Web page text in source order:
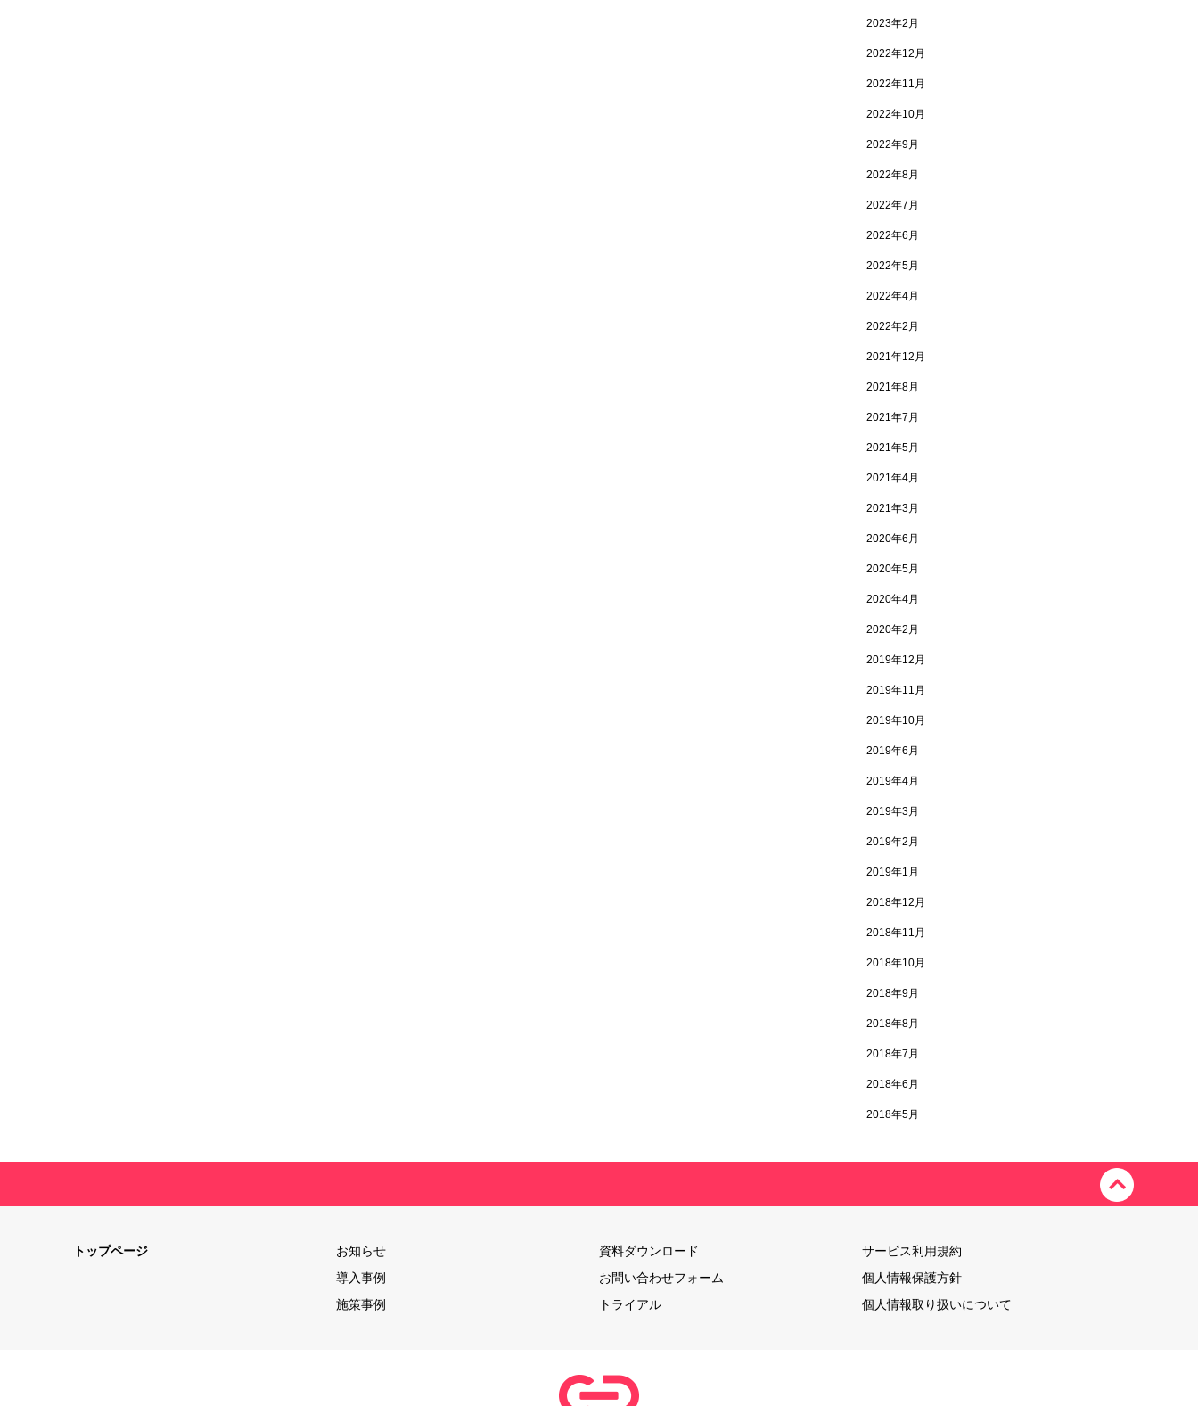
2023年2月
2022年12月
2022年11月
2022年10月
2022年9月
2022年8月
2022年7月
2022年6月
2022年5月
2022年4月
2022年2月
2021年12月
2021年8月
2021年7月
2021年5月
2021年4月
2021年3月
2020年6月
2020年5月
2020年4月
2020年2月
2019年12月
2019年11月
2019年10月
2019年6月
2019年4月
2019年3月
2019年2月
2019年1月
2018年12月
2018年11月
2018年10月
2018年9月
2018年8月
2018年7月
2018年6月
2018年5月
トップページ
お知らせ
導入事例
施策事例
資料ダウンロード
お問い合わせフォーム
トライアル
サービス利用規約
個人情報保護方針
個人情報取り扱いについて